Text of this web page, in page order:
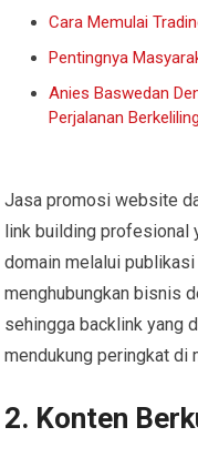
Cara Memulai
Pentingnya
Anies Baswedan
Perjalanan
Jasa promosi website
link building profesional
domain melalui
menghubungkan bisnis
sehingga backlink yang
mendukung peringkat di
2. Konten